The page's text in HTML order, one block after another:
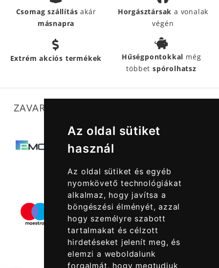
Az oldal sütiket
használ
Az oldal sütiket és egyéb
nyomkövető technológiákat
alkalmaz, hogy javítsa a
böngészési élményét, azzal
hogy személyre szabott
tartalmakat és célzott
hirdetéseket jelenít meg, és
elemzi a weboldalunk
forgalmát, hogy megtudjuk
Csomag szállításakár
másnapra
Horgásztársak a vonalak
végén
Extrém akciós termékek Hűségpontokkal még
többetspórolhatsz
ZAVARTALAN MŰKÖDÉSÜNKET SEGÍTIK